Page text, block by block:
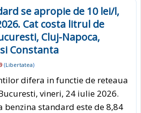
se apropie de 10 lei/l,
Cat costa litrul de
Cluj-Napoca,
Constanta
(Libertatea)
difera in functie de reteaua
vineri, 24 iulie 2026.
benzina standard este de 8,84